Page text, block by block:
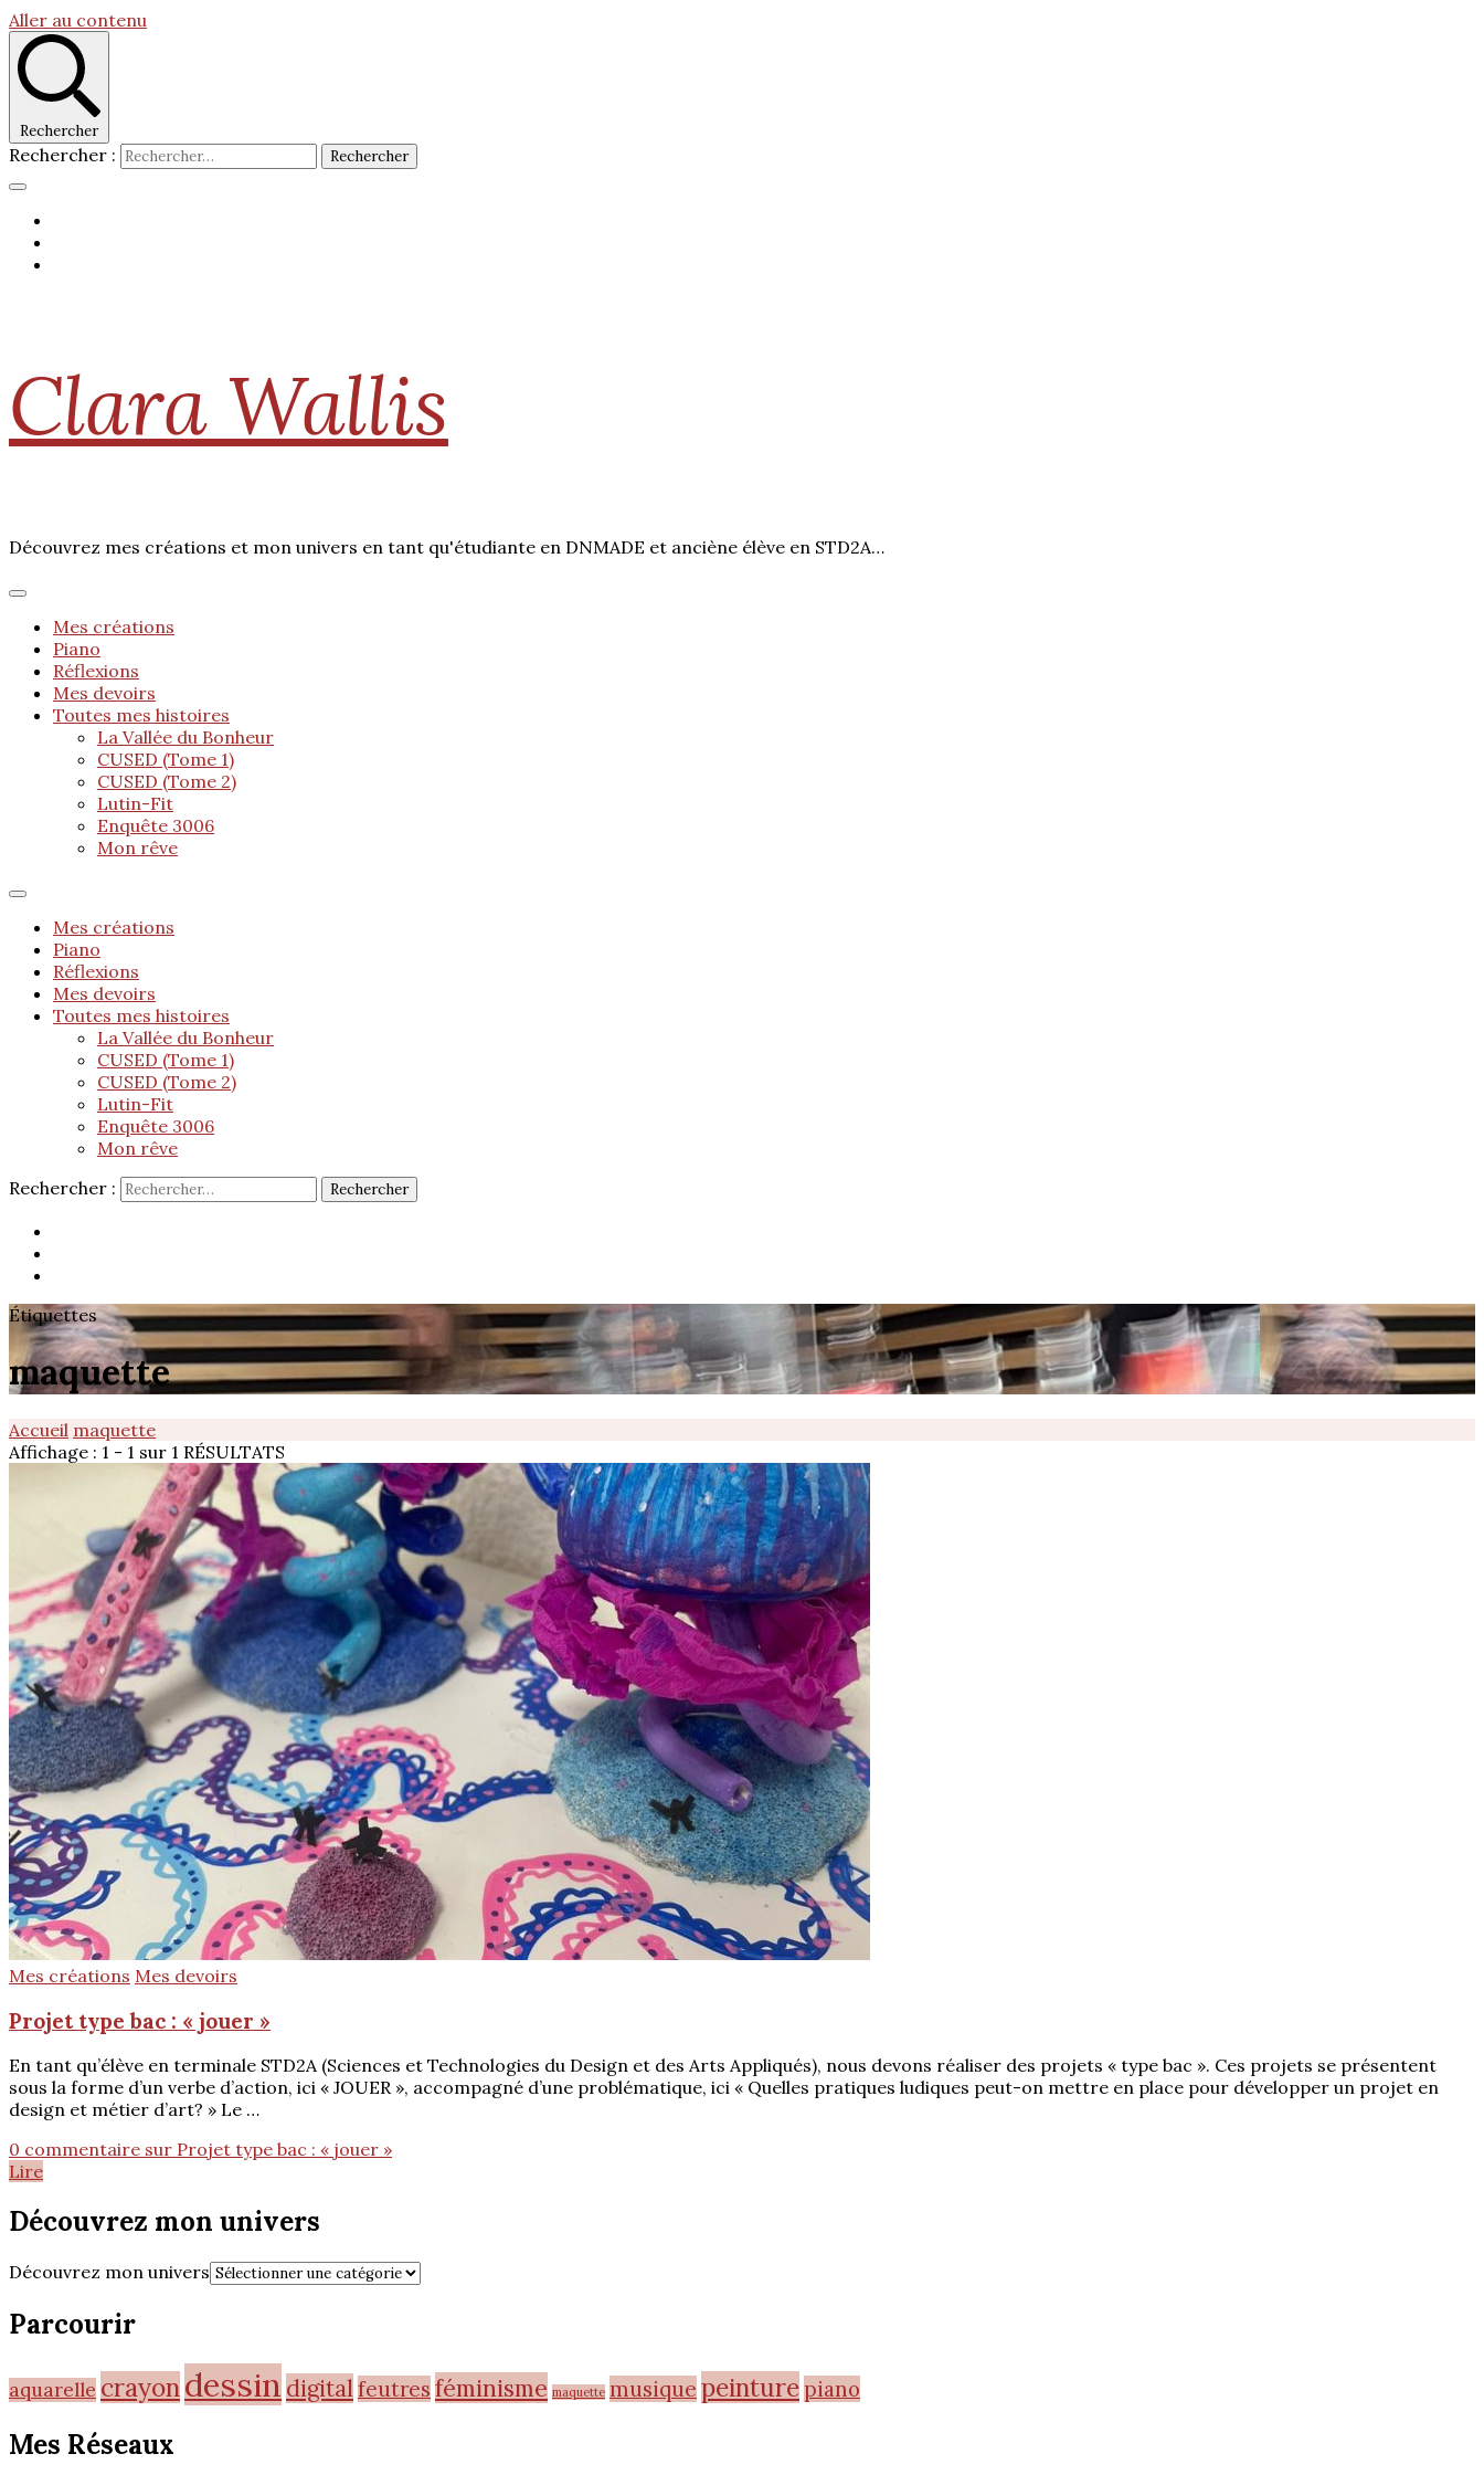
Aller au contenu
Rechercher
Rechercher :
Clara Wallis
Découvrez mes créations et mon univers en tant qu'étudiante en DNMADE et anciène élève en STD2A…
Mes créations
Piano
Réflexions
Mes devoirs
Toutes mes histoires
La Vallée du Bonheur
CUSED (Tome 1)
CUSED (Tome 2)
Lutin-Fit
Enquête 3006
Mon rêve
Mes créations
Piano
Réflexions
Mes devoirs
Toutes mes histoires
La Vallée du Bonheur
CUSED (Tome 1)
CUSED (Tome 2)
Lutin-Fit
Enquête 3006
Mon rêve
Rechercher :
Étiquettes
maquette
Accueil maquette
Affichage : 1 - 1 sur 1 RÉSULTATS
Mes créations Mes devoirs
Projet type bac : « jouer »
En tant qu’élève en terminale STD2A (Sciences et Technologies du Design et des Arts Appliqués), nous devons réaliser des projets « type bac ». Ces projets se présentent
sous la forme d’un verbe d’action, ici « JOUER », accompagné d’une problématique, ici « Quelles pratiques ludiques peut-on mettre en place pour développer un projet en
design et métier d’art? » Le …
0 commentaire sur Projet type bac : « jouer »
Lire
Découvrez mon univers
Découvrez mon univers
Parcourir
aquarelle crayondessin digitalfeutres féminisme maquette musique peinturepiano
Mes Réseaux